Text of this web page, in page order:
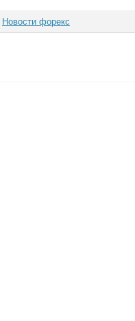
Новости форекс